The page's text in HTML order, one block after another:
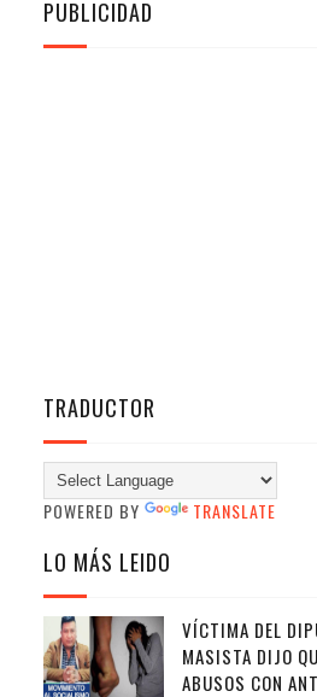
PUBLICIDAD
TRADUCTOR
POWERED BY TRANSLATE
LO MÁS LEIDO
VÍCTIMA DEL
MASISTA DIJO
ABUSOS CON